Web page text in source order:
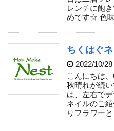
レンチに飽
めです☆ 色
ちくはぐ
2022/10/28
こんにちは
秋晴れが続
は、左右で
ネイルのご
りフラワー